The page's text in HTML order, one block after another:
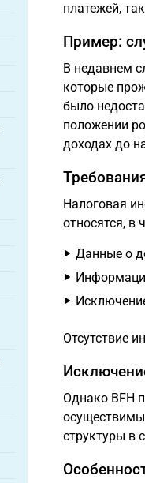
платежей,
Пример:
В недавнем
которые
было
положении
доходах до
Налоговая
относятся, в
Данные о
Отсутствие
Однако BFH
структуры в